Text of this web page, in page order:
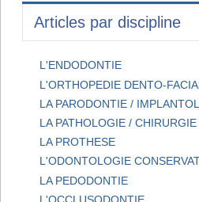
Articles par discipline
L'ENDODONTIE
L'ORTHOPEDIE DENTO-
LA PARODONTIE /
LA PATHOLOGIE /
LA PROTHESE
L'ODONTOLOGIE
LA PEDODONTIE
L'OCCLUSODONTIE